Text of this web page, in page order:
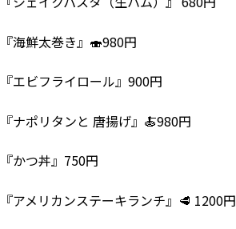
『海鮮太巻き』🍣980円
『エビフライロール』900円
『ナポリタンと 唐揚げ』🍝980円
『かつ丼』750円
『アメリカンステーキランチ』🥩 1200円